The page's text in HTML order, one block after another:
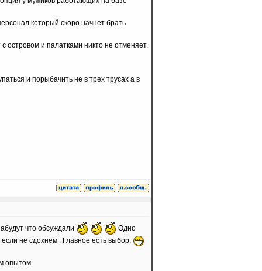
который скоро начнет брать
островом и палатками никто не отменяет.
и порыбачить не в трех трусах а в
что обсуждали
Одно
не сдохнем . Главное есть выбор.
опытом.